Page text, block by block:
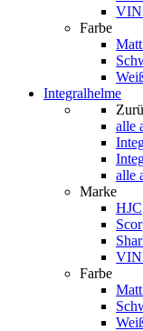
Farbe
Integralhelme
alle
alle
Marke
HJC
Farbe